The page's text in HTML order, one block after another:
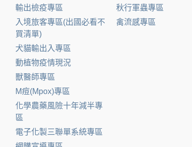
輸出檢疫專區
入境旅客專區(出國必看不
買清單)
犬貓輸出入專區
動植物疫情現況
獸醫師專區
M痘(Mpox)專區
化學農藥風險十年減半專
區
電子化製三聯單系統專區
秋行軍蟲專區
禽流感專區